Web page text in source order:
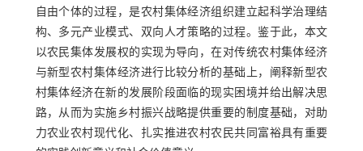
自由个体的过程，是农村集体经济组织建立起科学治理结
构、多元产业模式、双向人才策略的过程。鉴于此，本文
以农民集体发展权的实现为导向，在对传统农村集体经济
与新型农村集体经济进行比较分析的基础上，阐释新型农
村集体经济在新的发展阶段面临的现实困境并给出解决思
路，从而为实施乡村振兴战略提供重要的制度基础，对助
力农业农村现代化、扎实推进农村农民共同富裕具有重要